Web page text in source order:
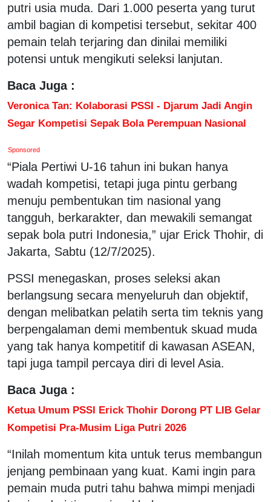
putri usia muda. Dari 1.000 peserta yang turut
ambil bagian di kompetisi tersebut, sekitar 400
pemain telah terjaring dan dinilai memiliki
potensi untuk mengikuti seleksi lanjutan.
Baca Juga :
Veronica Tan: Kolaborasi PSSI - Djarum Jadi Angin
Segar Kompetisi Sepak Bola Perempuan Nasional
Sponsored
“Piala Pertiwi U-16 tahun ini bukan hanya
wadah kompetisi, tetapi juga pintu gerbang
menuju pembentukan tim nasional yang
tangguh, berkarakter, dan mewakili semangat
sepak bola putri Indonesia,” ujar Erick Thohir, di
Jakarta, Sabtu (12/7/2025).
PSSI menegaskan, proses seleksi akan
berlangsung secara menyeluruh dan objektif,
dengan melibatkan pelatih serta tim teknis yang
berpengalaman demi membentuk skuad muda
yang tak hanya kompetitif di kawasan ASEAN,
tapi juga tampil percaya diri di level Asia.
Baca Juga :
Ketua Umum PSSI Erick Thohir Dorong PT LIB Gelar
Kompetisi Pra-Musim Liga Putri 2026
“Inilah momentum kita untuk terus membangun
jenjang pembinaan yang kuat. Kami ingin para
pemain muda putri tahu bahwa mimpi menjadi